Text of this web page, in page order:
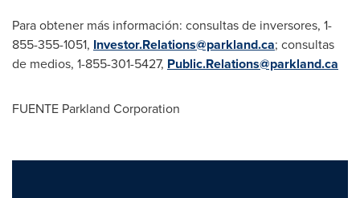
Para obtener más información: consultas de inversores, 1-
855-355-1051, Investor.Relations@parkland.ca; consultas
de medios, 1-855-301-5427, Public.Relations@parkland.ca
FUENTE Parkland Corporation